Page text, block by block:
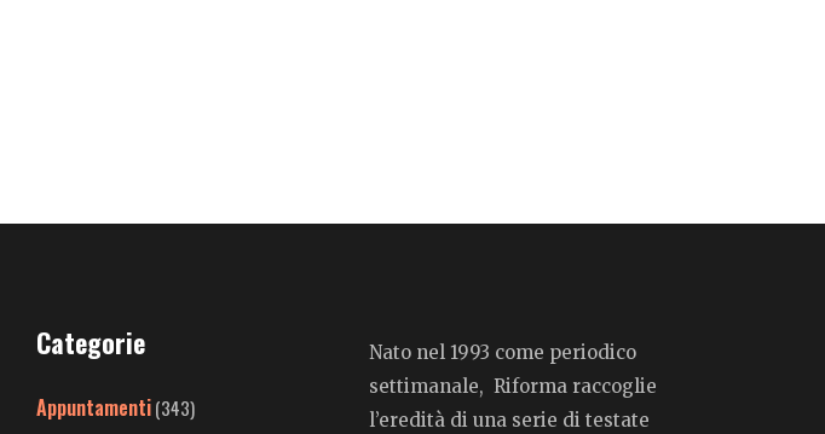
Categorie
Appuntamenti(343)
Nato nel 1993 come periodico
settimanale, Riforma raccoglie
l’eredità di una serie di testate